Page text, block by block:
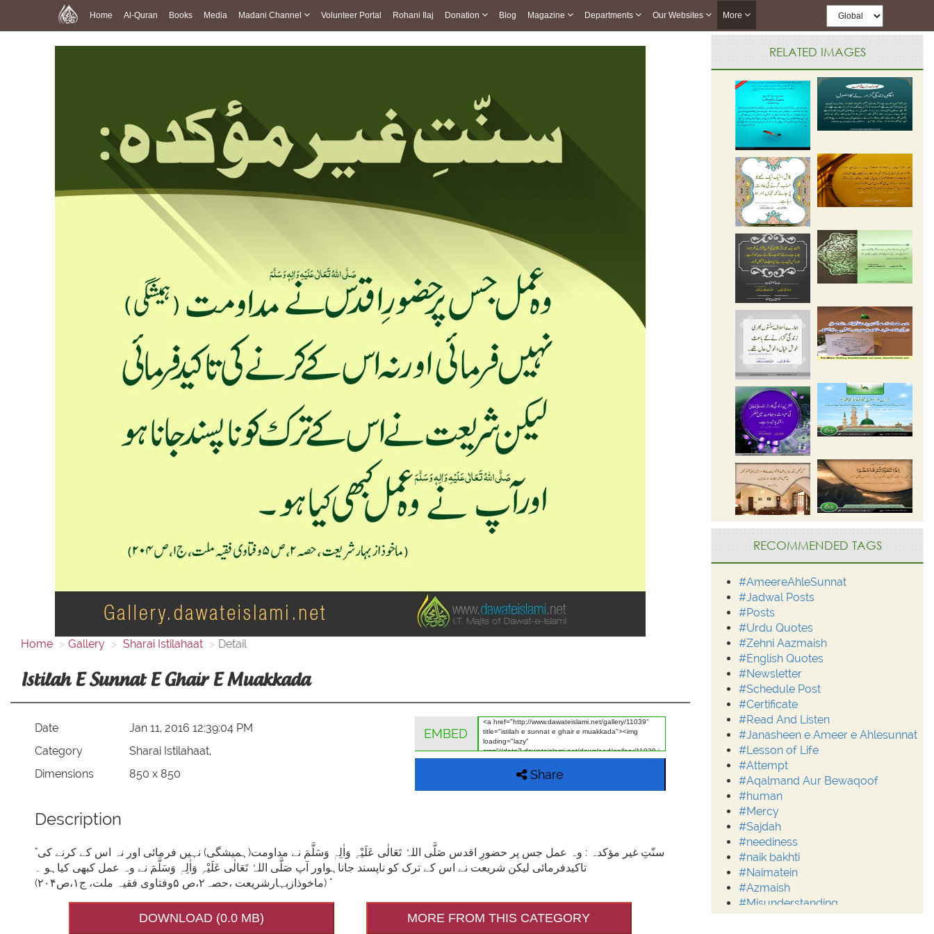
Home Al-Quran Books Media Madani Channel Volunteer Portal Rohani Ilaj Donation Blog Magazine Departments Our Websites More
Home Gallery Sharai Istilahaat Detail
Istilah E Sunnat E Ghair E Muakkada
Date
Jan 11, 2016 12:39:04 PM
Category
Sharai Istilahaat,
Dimensions
850 x 850
EMBED
Share
Description
"سنّتِ غیر مؤکدہ : وہ عمل جس پر حضورِ اقدس صَلَّی اللہُ تَعَالٰی عَلَیْہِ وَاٰلِہٖ وَسَلَّمَ نے مداومت(ہمیشگی) نہیں فرمائی اور نہ اس کے کرنے کی
تاکیدفرمائی لیکن شریعت نے اس کے ترک کو ناپسند جاناہواور آپ صَلَّی اللہُ تَعَالٰی عَلَیْہِ وَاٰلِہٖ وَسَلَّمَ نے وہ عمل کبھی کیاہو ۔
(ماخوذازبہارشریعت ،حصہ۲،ص ۵وفتاوی فقیہ ملت، ج۱،ص۲۰۴) "
DOWNLOAD (0.0 MB) MORE FROM THIS CATEGORY
RELATED IMAGES
RECOMMENDED TAGS
#AmeereAhleSunnat
#Jadwal Posts
#Posts
#Urdu Quotes
#Zehni Aazmaish
#English Quotes
#Newsletter
#Schedule Post
#Certificate
#Read And Listen
#Janasheen e Ameer e Ahlesunnat
#Lesson of Life
#Attempt
#Aqalmand Aur Bewaqoof
#human
#Mercy
#Sajdah
#neediness
#naik bakhti
#Naimatein
#Azmaish
#Misunderstanding
#Moderation